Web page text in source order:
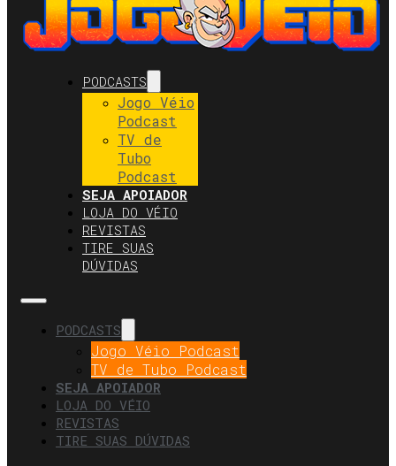
PODCASTS
Jogo Véio
Podcast
TV de
Tubo
Podcast
SEJA APOIADOR
LOJA DO VÉIO
REVISTAS
TIRE SUAS
DÚVIDAS
PODCASTS
Jogo Véio Podcast
TV de Tubo Podcast
SEJA APOIADOR
LOJA DO VÉIO
REVISTAS
TIRE SUAS DÚVIDAS